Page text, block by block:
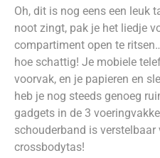
Oh, dit is nog eens een leuk
noot zingt, pak je het liedje
compartiment open te
hoe schattig! Je mobiele
voorvak, en je papieren en
heb je nog steeds genoeg
gadgets in de 3
schouderband is verstelbaar
crossbodytas!